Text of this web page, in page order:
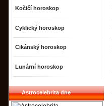
Kočičí horoskop
Cyklický horoskop
Cikánský horoskop
Lunární horoskop
Astrocelebrita dne